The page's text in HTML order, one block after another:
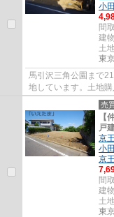
小
間
建
土
東
馬引沢三角公園まで
地しています。土地
動産探しの前に不動
売
【
戸
京
小
京
間
建
土
東